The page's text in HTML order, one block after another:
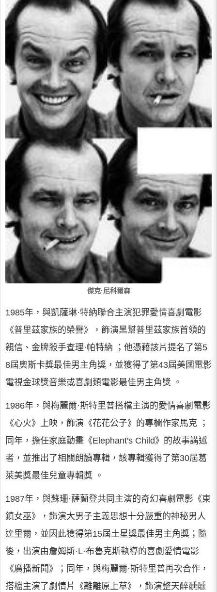
傑克·尼科爾森
1985年，與凱薩琳·特納聯合主演犯罪愛情喜劇電影
《普里茲家族的榮譽》，飾演黑幫普里茲家族首領的
親信、金牌殺手查理·帕特納 ；他憑藉該片提名了第5
8屆奧斯卡獎最佳男主角獎，並獲得了第43屆美國電影
電視金球獎音樂或喜劇類電影最佳男主角獎 。
1986年，與梅麗爾·斯特里普搭檔主演的愛情喜劇電影
《心火》上映，飾演《花花公子》的專欄作家馬克 ；
同年，擔任家庭動畫《Elephant's Child》的故事講述
者，並推出了相關朗讀專輯，該專輯獲得了第30屆葛
萊美獎最佳兒童專輯獎 。
1987年，與蘇珊·薩蘭登共同主演的奇幻喜劇電影《東
鎮女巫》，飾演大男子主義思想十分嚴重的神秘男人
達里爾，並因此獲得第15屆土星獎最佳男主角獎；隨
後，出演由詹姆斯·L·布魯克斯執導的喜劇愛情電影
《廣播新聞》；同年，與梅麗爾·斯特里普再次合作，
搭檔主演了劇情片《離離原上草》，飾演整天醉醺醺